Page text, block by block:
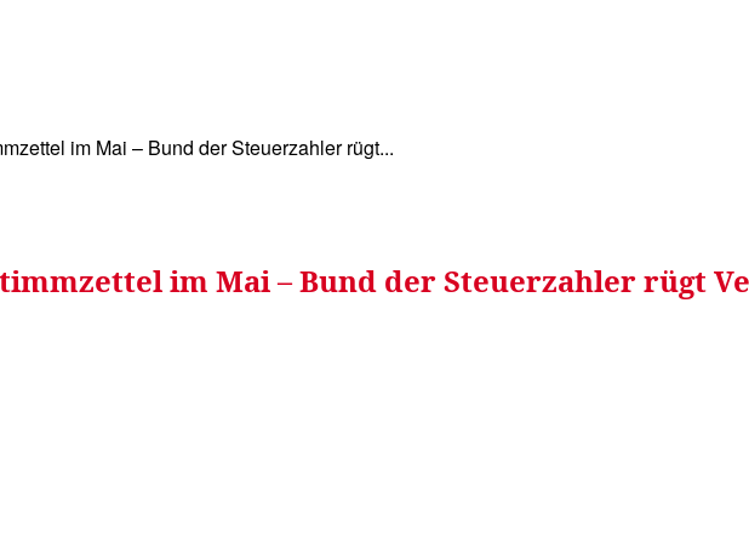
im Mai – Bund der Steuerzahler rügt...
im Mai – Bund der Steuerzahler rügt